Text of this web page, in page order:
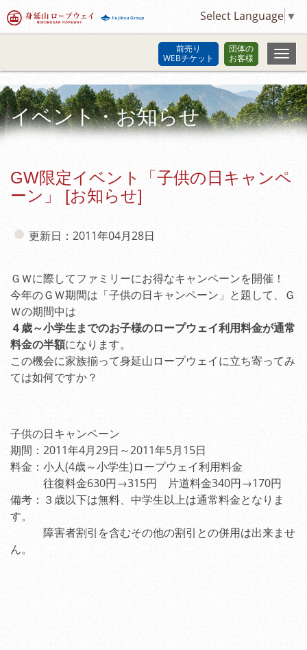
Select Language ▼
前売り
WEBチケット
団体の
お客様
イベント・お知らせ
GW限定イベント「子供の日キャンペ
ーン」 [お知らせ]
更新日：2011年04月28日
ＧＷに際してファミリーにお得なキャンペーンを開催！
今年のＧＷ期間は「子供の日キャンペーン」と題して、Ｇ
Ｗの期間中は
４歳～小学生までのお子様のロープウェイ利用料金が通常
料金の半額になります。
この機会に家族揃って身延山ロープウェイに立ち寄ってみ
ては如何ですか？
子供の日キャンペーン
期間：2011年4月29日～2011年5月15日
料金：小人(4歳～小学生)ロープウェイ利用料金
往復料金630円→315円 片道料金340円→170円
備考：３歳以下は無料、中学生以上は通常料金となりま
す。
障害者割引を含むその他の割引との併用は出来ませ
ん。